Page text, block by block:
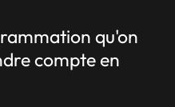
qu'on
compte en